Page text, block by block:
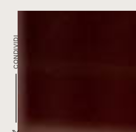
CONDIVIDI